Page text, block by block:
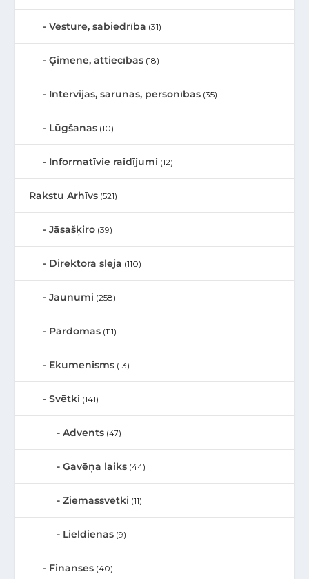
Vēsture, sabiedrība (31)
Ģimene, attiecības (18)
Intervijas, sarunas, personības (35)
Lūgšanas (10)
Informatīvie raidījumi (12)
Rakstu Arhīvs (521)
Jāsašķiro (39)
Direktora sleja (110)
Jaunumi (258)
Pārdomas (111)
Ekumenisms (13)
Svētki (141)
Advents (47)
Gavēņa laiks (44)
Ziemassvētki (11)
Lieldienas (9)
Finanses (40)